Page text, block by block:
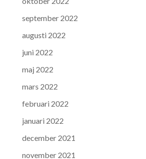
september 2022
augusti 2022
juni 2022
maj 2022
mars 2022
februari 2022
januari 2022
december 2021
november 2021